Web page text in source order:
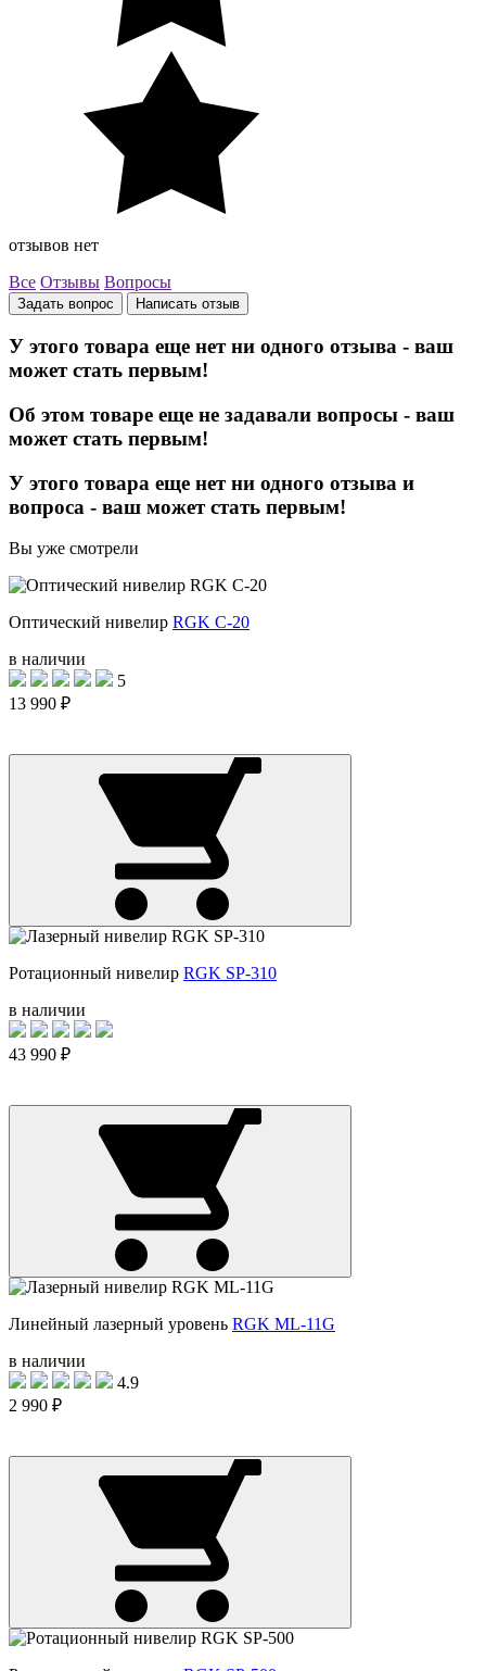
отзывов нет
Все Отзывы Вопросы
Задать вопрос Написать отзыв
У этого товара еще нет ни одного отзыва - ваш
может стать первым!
Об этом товаре еще не задавали вопросы - ваш
может стать первым!
У этого товара еще нет ни одного отзыва и
вопроса - ваш может стать первым!
Вы уже смотрели
Оптический нивелир RGK C-20
в наличии
5
13 990 ₽
Ротационный нивелир RGK SP-310
в наличии
43 990 ₽
Линейный лазерный уровень RGK ML-11G
в наличии
4.9
2 990 ₽